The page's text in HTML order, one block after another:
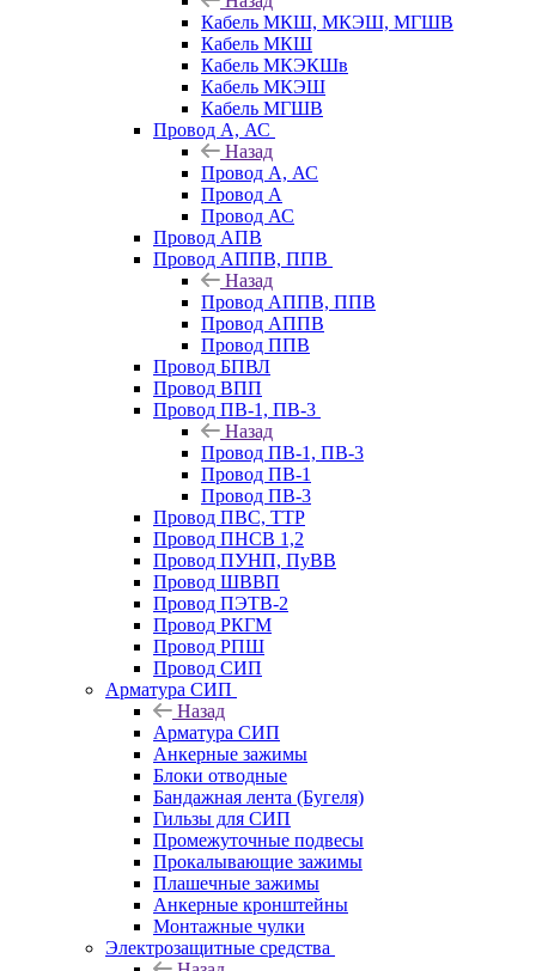
Кабель МКШ, МКЭШ, МГШВ
Кабель МКШ
Кабель МКЭКШв
Кабель МКЭШ
Кабель МГШВ
Провод А, АС
Назад
Провод А, АС
Провод А
Провод АС
Провод АПВ
Провод АППВ, ППВ
Назад
Провод АППВ, ППВ
Провод АППВ
Провод ППВ
Провод БПВЛ
Провод ВПП
Провод ПВ-1, ПВ-3
Назад
Провод ПВ-1, ПВ-3
Провод ПВ-1
Провод ПВ-3
Провод ПВС, ТТР
Провод ПНСВ 1,2
Провод ПУНП, ПуВВ
Провод ШВВП
Провод ПЭТВ-2
Провод РКГМ
Провод РПШ
Провод СИП
Арматура СИП
Назад
Арматура СИП
Анкерные зажимы
Блоки отводные
Бандажная лента (Бугеля)
Гильзы для СИП
Промежуточные подвесы
Прокалывающие зажимы
Плашечные зажимы
Анкерные кронштейны
Монтажные чулки
Электрозащитные средства